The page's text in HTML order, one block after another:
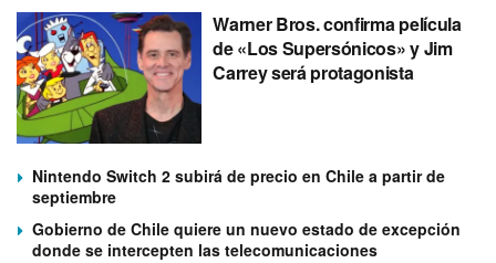
Warner Bros. confirma película
de «Los Supersónicos» y Jim
Carrey será protagonista
Nintendo Switch 2 subirá de precio en Chile a partir de
septiembre
Gobierno de Chile quiere un nuevo estado de excepción
donde se intercepten las telecomunicaciones